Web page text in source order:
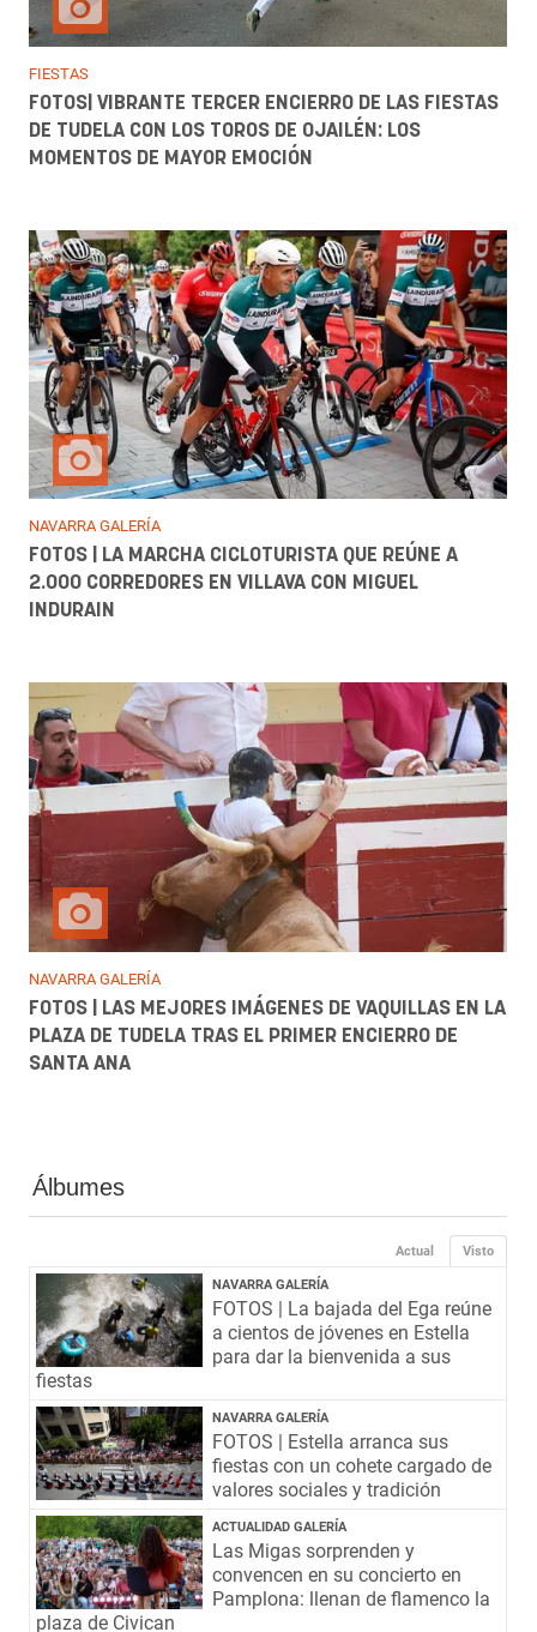
FIESTAS
FOTOS| VIBRANTE TERCER ENCIERRO DE LAS FIESTAS
DE TUDELA CON LOS TOROS DE OJAILÉN: LOS
MOMENTOS DE MAYOR EMOCIÓN
NAVARRA GALERÍA
FOTOS | LA MARCHA CICLOTURISTA QUE REÚNE A
2.000 CORREDORES EN VILLAVA CON MIGUEL
INDURAIN
NAVARRA GALERÍA
FOTOS | LAS MEJORES IMÁGENES DE VAQUILLAS EN LA
PLAZA DE TUDELA TRAS EL PRIMER ENCIERRO DE
SANTA ANA
Álbumes
Visto
Actual
NAVARRA GALERÍA
FOTOS | La bajada del Ega reúne
a cientos de jóvenes en Estella
para dar la bienvenida a sus
fiestas
NAVARRA GALERÍA
FOTOS | Estella arranca sus
fiestas con un cohete cargado de
valores sociales y tradición
ACTUALIDAD GALERÍA
Las Migas sorprenden y
convencen en su concierto en
Pamplona: llenan de flamenco la
plaza de Civican